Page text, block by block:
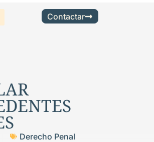
Contactar
Derecho Penal